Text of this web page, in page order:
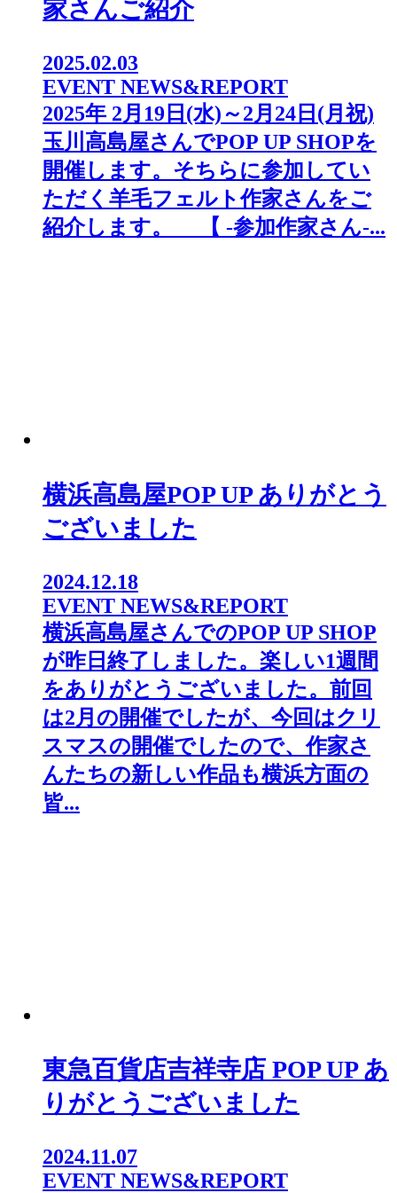
家さんご紹介
2025.02.03
EVENT NEWS&REPORT
2025年 2月19日(水)～2月24日(月祝)
玉川高島屋さんでPOP UP SHOPを
開催します。そちらに参加してい
ただく羊毛フェルト作家さんをご
紹介します。 【 -参加作家さん-...
横浜高島屋POP UP ありがとう
ございました
2024.12.18
EVENT NEWS&REPORT
横浜高島屋さんでのPOP UP SHOP
が昨日終了しました。楽しい1週間
をありがとうございました。⁡前回
は2月の開催でしたが、今回はクリ
スマスの開催でしたので、作家さ
んたちの新しい作品も横浜方面の
皆...
東急百貨店吉祥寺店 POP UP あ
りがとうございました
2024.11.07
EVENT NEWS&REPORT